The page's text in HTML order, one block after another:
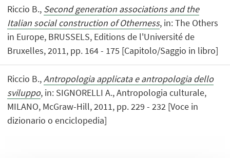
Riccio B., Second generation associations and the
Italian social construction of Otherness, in: The Others
in Europe, BRUSSELS, Editions de l'Université de
Bruxelles, 2011, pp. 164 - 175 [Capitolo/Saggio in libro]
Riccio B.,Antropologia applicata e antropologia dello
sviluppo, in: SIGNORELLI A., Antropologia culturale,
MILANO, McGraw-Hill, 2011, pp. 229 - 232 [Voce in
dizionario o enciclopedia]